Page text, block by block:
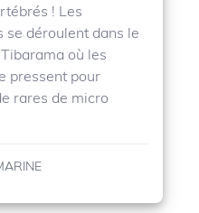
! Les
se déroulent dans le
où les
pressent pour
rares de micro